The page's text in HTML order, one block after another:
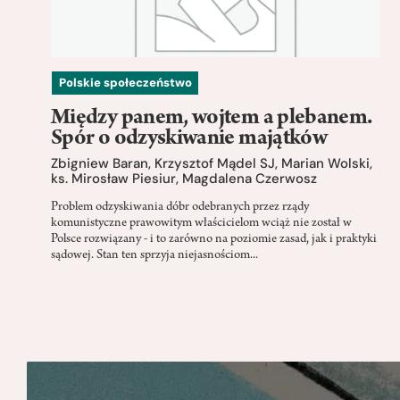
Polskie społeczeństwo
Między panem, wojtem a plebanem.
Spór o odzyskiwanie majątków
Zbigniew Baran, Krzysztof Mądel SJ, Marian Wolski,
ks. Mirosław Piesiur, Magdalena Czerwosz
Problem odzyskiwania dóbr odebranych przez rządy
komunistyczne prawowitym właścicielom wciąż nie został w
Polsce rozwiązany - i to zarówno na poziomie zasad, jak i praktyki
sądowej. Stan ten sprzyja niejasnościom...